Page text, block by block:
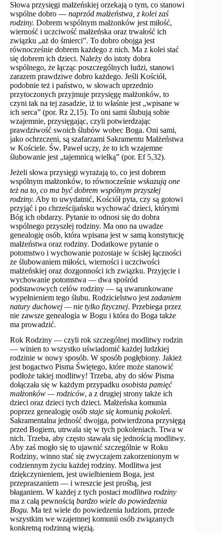
Słowa przysięgi małżeńskiej orzekają o tym, co stanowi
wspólne dobro — naprzód małżeństwa, z kolei zaś
rodziny. Dobrem wspólnym małżonków jest miłość,
wierność i uczciwość małżeńska oraz trwałość ich
związku „aż do śmierci”. To dobro obojga jest
równocześnie dobrem każdego z nich. Ma z kolei stać
się dobrem ich dzieci. Należy do istoty dobra
wspólnego, że łącząc poszczególnych ludzi, stanowi
zarazem prawdziwe dobro każdego. Jeśli Kościół,
podobnie też i państwo, w słowach uprzednio
przytoczonych przyjmuje przysięgę małżonków, to
czyni tak na tej zasadzie, iż to właśnie jest „wpisane w
ich serca” (por. Rz 2,15). To oni sami ślubują sobie
wzajemnie, przysięgając, czyli potwierdzając
prawdziwość swoich ślubów wobec Boga. Oni sami,
jako ochrzczeni, są szafarzami Sakramentu Małżeństwa
w Kościele. Św. Paweł uczy, że to ich wzajemne
ślubowanie jest „tajemnicą wielką” (por. Ef 5,32).
Jeżeli słowa przysięgi wyrażają to, co jest dobrem
wspólnym małżonków, to równocześnie wskazują one
też na to, co ma być dobrem wspólnym przyszłej
rodziny. Aby to uwydatnić, Kościół pyta, czy są gotowi
przyjąć i po chrześcijańsku wychować dzieci, którymi
Bóg ich obdarzy. Pytanie to odnosi się do dobra
wspólnego przyszłej rodziny. Ma ono na uwadze
genealogię osób, która wpisana jest w samą konstytucję
małżeństwa oraz rodziny. Dodatkowe pytanie o
potomstwo i wychowanie pozostaje w ścisłej łączności
ze ślubowaniem miłości, wierności i uczciwości
małżeńskiej oraz dozgonności ich związku. Przyjęcie i
wychowanie potomstwa — dwa spośród
podstawowych celów rodziny — są uwarunkowane
wypełnieniem tego ślubu. Rodzicielstwo jest zadaniem
natury duchowej — nie tylko fizycznej. Przebiega przez
nie zawsze genealogia w Bogu i która do Boga także
ma prowadzić.
Rok Rodziny — czyli rok szczególnej modlitwy rodzin
— winien to wszystko uświadomić każdej ludzkiej
rodzinie w nowy sposób. W sposób pogłębiony. Jakież
jest bogactwo Pisma Świętego, które może stanowić
podłoże takiej modlitwy! Trzeba, aby do słów Pisma
dołączała się w każdym przypadku osobista pamięć
małżonków — rodziców, a z drugiej strony także ich
dzieci oraz dzieci tych dzieci. Małżeńska komunia
poprzez genealogię osób staje się komunią pokoleń.
Sakramentalna jedność dwojga, potwierdzona przysięgą
przed Bogiem, utrwala się w tych pokoleniach. Trwa w
nich. Trzeba, aby często stawała się jednością modlitwy.
Aby zaś mogło się to ujawnić szczególnie w Roku
Rodziny, winno stać się zwyczajem zakorzenionym w
codziennym życiu każdej rodziny. Modlitwa jest
dziękczynieniem, jest uwielbieniem Boga, jest
przepraszaniem — i wreszcie jest prośbą, jest
błaganiem. W każdej z tych postaci modlitwa rodziny
ma z całą pewnością bardzo wiele do powiedzenia
Bogu. Ma też wiele do powiedzenia ludziom, przede
wszystkim we wzajemnej komunii osób związanych
konkretną rodzinną więzią.